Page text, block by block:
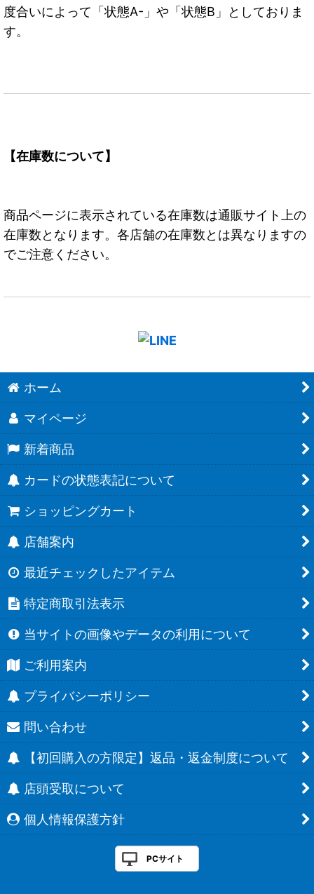
度合いによって「状態A-」や「状態B」としておりま
す。
【在庫数について】
商品ページに表示されている在庫数は通販サイト上の
在庫数となります。各店舗の在庫数とは異なりますの
でご注意ください。
ホーム
マイページ
新着商品
カードの状態表記について
ショッピングカート
店舗案内
最近チェックしたアイテム
特定商取引法表示
当サイトの画像やデータの利用について
ご利用案内
プライバシーポリシー
問い合わせ
【初回購入の方限定】返品・返金制度について
店頭受取について
個人情報保護方針
PCサイト